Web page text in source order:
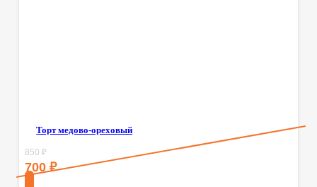
Торт медово-ореховый
850 ₽
700₽